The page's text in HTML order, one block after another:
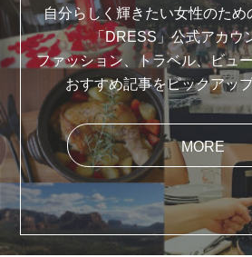
自分らしく輝きたい女性のため
「DRESS」公式アカウ
ファッション、トラベル、ビュ
おすすめ記事をピックアッ
MORE